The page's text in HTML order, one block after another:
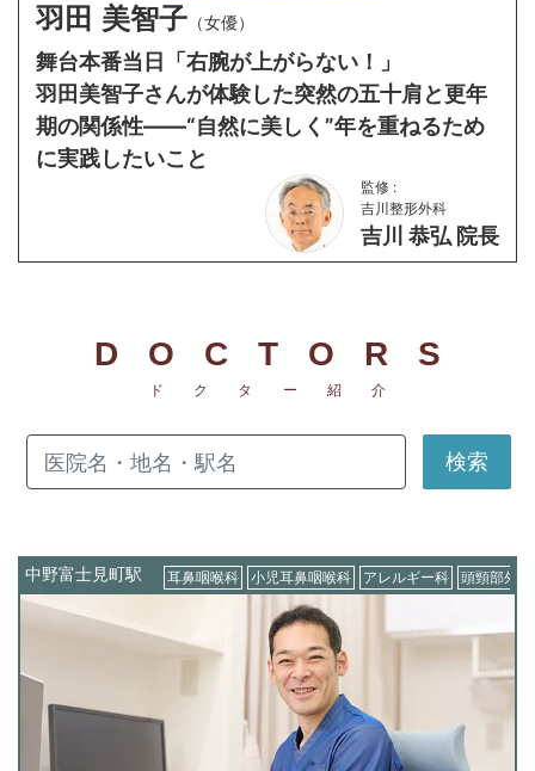
羽田 美智子（女優）
舞台本番当日「右腕が上がらない！」
羽田美智子さんが体験した突然の五十肩と更年
期の関係性——“自然に美しく”年を重ねるため
に実践したいこと
監修 :
吉川整形外科
吉川 恭弘 院長
DOCTORS
ドクター紹介
検索
中野富士見町駅 耳鼻咽喉科 小児耳鼻咽喉科 アレルギー科 頭頸部外科